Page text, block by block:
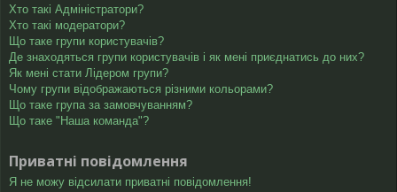
Хто такі Адміністратори?
Хто такі модератори?
Що таке групи користувачів?
Де знаходяться групи користувачів і як мені приєднатись до них?
Як мені стати Лідером групи?
Чому групи відображаються різними кольорами?
Що таке група за замовчуванням?
Що таке "Наша команда"?
Приватні повідомлення
Я не можу відсилати приватні повідомлення!